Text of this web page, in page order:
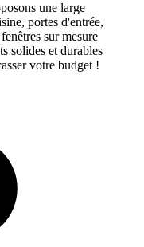
une large
portes d'entrée,
sur mesure
solides et durables
votre budget !